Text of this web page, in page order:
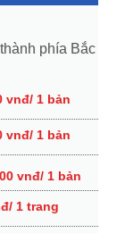
phía Bắc​
vnđ/ 1 bản
vnđ/ 1 bản
vnđ/ 1 bản
1 trang